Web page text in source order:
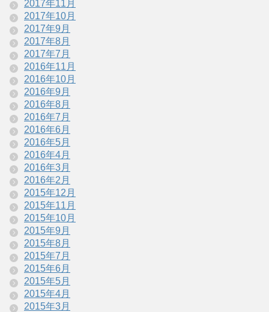
2017年11月
2017年10月
2017年9月
2017年8月
2017年7月
2016年11月
2016年10月
2016年9月
2016年8月
2016年7月
2016年6月
2016年5月
2016年4月
2016年3月
2016年2月
2015年12月
2015年11月
2015年10月
2015年9月
2015年8月
2015年7月
2015年6月
2015年5月
2015年4月
2015年3月